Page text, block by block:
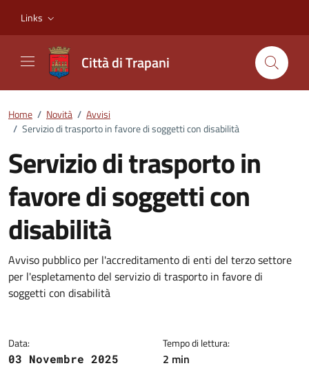
Links
Città di Trapani
Home / Novità / Avvisi
/ Servizio di trasporto in favore di soggetti con disabilità
Servizio di trasporto in
favore di soggetti con
disabilità
Dettagli della notizia
Avviso pubblico per l'accreditamento di enti del terzo settore
per l'espletamento del servizio di trasporto in favore di
soggetti con disabilità
Data:
03 Novembre 2025
Tempo di lettura:
2 min